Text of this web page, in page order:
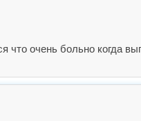
что очень больно когда